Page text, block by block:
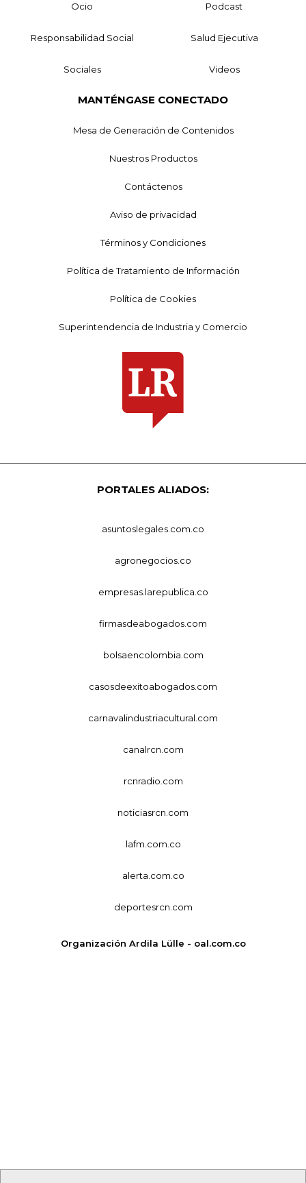
Ocio Podcast
Responsabilidad Social Salud Ejecutiva
Sociales Videos
MANTÉNGASE CONECTADO
Mesa de Generación de Contenidos
Nuestros Productos
Contáctenos
Aviso de privacidad
Términos y Condiciones
Política de Tratamiento de Información
Política de Cookies
Superintendencia de Industria y Comercio
PORTALES ALIADOS:
asuntoslegales.com.co
agronegocios.co
empresas.larepublica.co
firmasdeabogados.com
bolsaencolombia.com
casosdeexitoabogados.com
carnavalindustriacultural.com
canalrcn.com
rcnradio.com
noticiasrcn.com
lafm.com.co
alerta.com.co
deportesrcn.com
Organización Ardila Lülle - oal.com.co